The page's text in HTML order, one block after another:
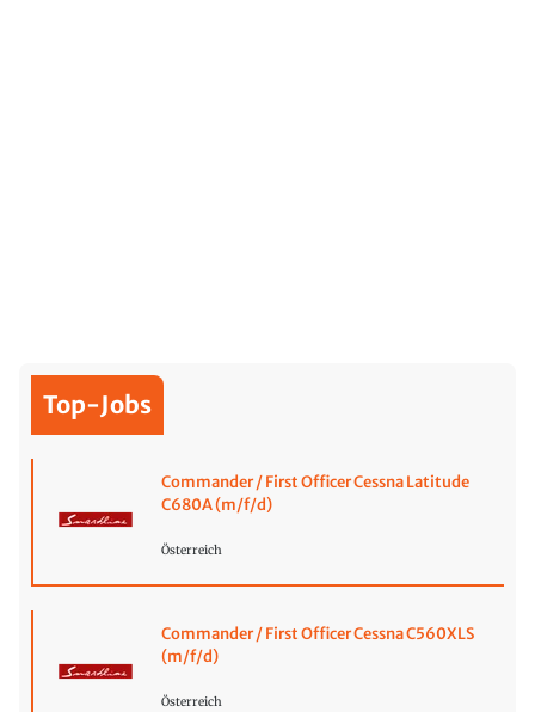
Top-Jobs
Commander / First Officer Cessna Latitude
C680A (m/f/d)
Österreich
Commander / First Officer Cessna C560XLS
(m/f/d)
Österreich